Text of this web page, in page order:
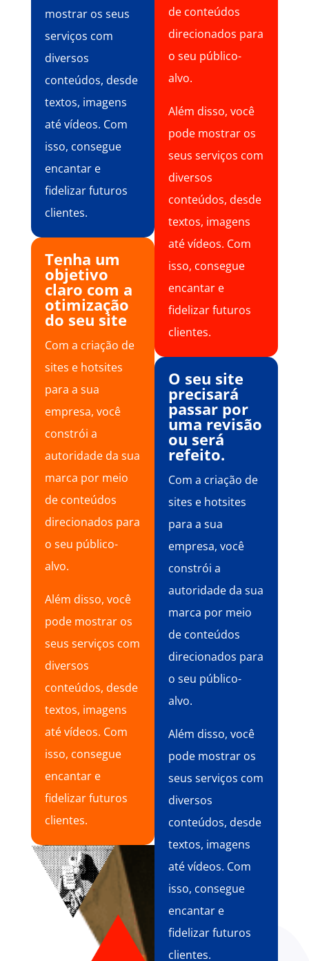
mostrar os seus
serviços com
diversos
conteúdos, desde
textos, imagens
até vídeos. Com
isso, consegue
encantar e
fidelizar futuros
clientes.
Tenha um
objetivo
claro com a
otimização
do seu site
Com a criação de
sites e hotsites
para a sua
empresa, você
constrói a
autoridade da sua
marca por meio
de conteúdos
direcionados para
o seu público-
alvo.
Além disso, você
pode mostrar os
seus serviços com
diversos
conteúdos, desde
textos, imagens
até vídeos. Com
isso, consegue
encantar e
fidelizar futuros
clientes.
de conteúdos
direcionados para
o seu público-
alvo.
Além disso, você
pode mostrar os
seus serviços com
diversos
conteúdos, desde
textos, imagens
até vídeos. Com
isso, consegue
encantar e
fidelizar futuros
clientes.
O seu site
precisará
passar por
uma revisão
ou será
refeito.
Com a criação de
sites e hotsites
para a sua
empresa, você
constrói a
autoridade da sua
marca por meio
de conteúdos
direcionados para
o seu público-
alvo.
Além disso, você
pode mostrar os
seus serviços com
diversos
conteúdos, desde
textos, imagens
até vídeos. Com
isso, consegue
encantar e
fidelizar futuros
clientes.